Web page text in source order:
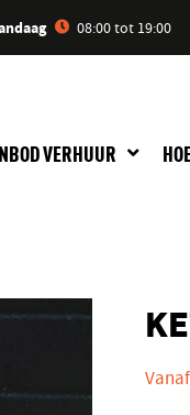
08:00 tot 19:00
VERHUUR